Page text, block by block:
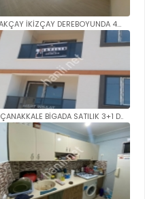
AKÇAY İKİZÇAY DEREBOYUNDA 4+1 ..
ÇANAKKALE BİGADA SATILIK 3+1 D..